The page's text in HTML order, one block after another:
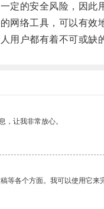
的安全风险，因此
络工具，可以有效
户都有着不可或缺
，让我非常放心。
各个方面。我可以使用它来